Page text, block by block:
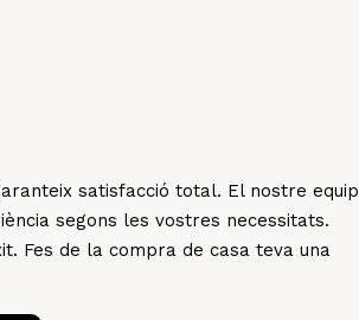
satisfacció total. El nostre equip
segons les vostres necessitats.
Fes de la compra de casa teva una